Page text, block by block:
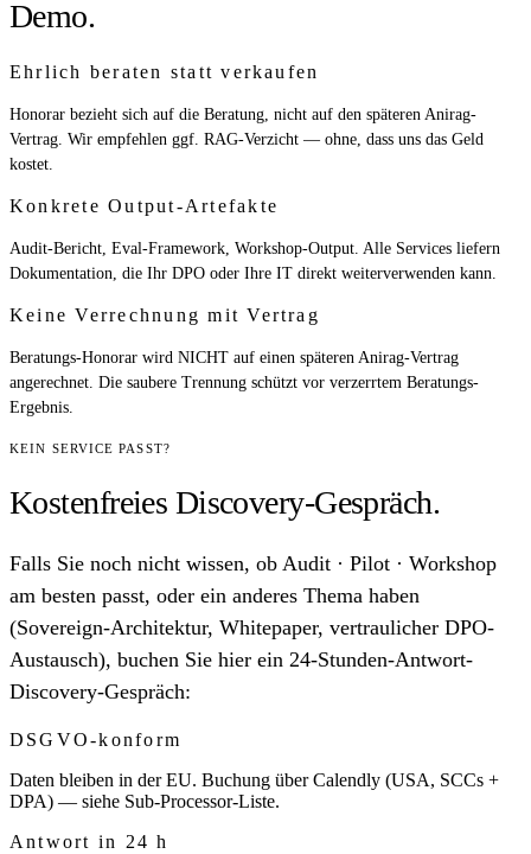
Demo.
Ehrlich beraten statt verkaufen
Honorar bezieht sich auf die Beratung, nicht auf den späteren Anirag-
Vertrag. Wir empfehlen ggf. RAG-Verzicht — ohne, dass uns das Geld
kostet.
Konkrete Output-Artefakte
Audit-Bericht, Eval-Framework, Workshop-Output. Alle Services liefern
Dokumentation, die Ihr DPO oder Ihre IT direkt weiterverwenden kann.
Keine Verrechnung mit Vertrag
Beratungs-Honorar wird NICHT auf einen späteren Anirag-Vertrag
angerechnet. Die saubere Trennung schützt vor verzerrtem Beratungs-
Ergebnis.
KEIN SERVICE PASST?
Kostenfreies Discovery-Gespräch.
Falls Sie noch nicht wissen, ob Audit · Pilot · Workshop
am besten passt, oder ein anderes Thema haben
(Sovereign-Architektur, Whitepaper, vertraulicher DPO-
Austausch), buchen Sie hier ein 24-Stunden-Antwort-
Discovery-Gespräch:
DSGVO-konform
Daten bleiben in der EU. Buchung über Calendly (USA, SCCs +
DPA) — siehe Sub-Processor-Liste.
Antwort in 24 h